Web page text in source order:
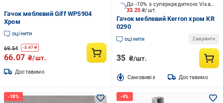
Гачок меблевий Giff WP5904
Хром
оцінити
69.54 -3.47 ₴
66.07 ₴/шт.
Доставимо
33.25₴/шт.
До -10% з суперкредиткою Visa Вигода
Гачок меблевий Kerron хром KR
0290
оцінити 2 варіанти
35 ₴/шт.
Cамовивіз Доставимо